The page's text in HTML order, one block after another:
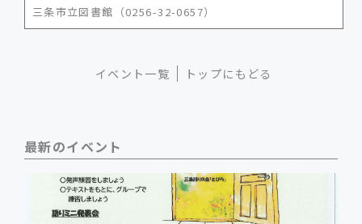
三条市立図書館（0256-32-0657）
イベント一覧 トップにもどる
最新のイベント